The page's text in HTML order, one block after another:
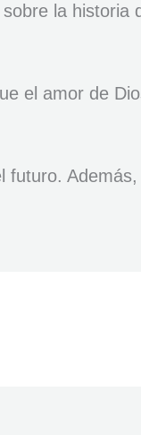
la historia
el amor de
futuro.